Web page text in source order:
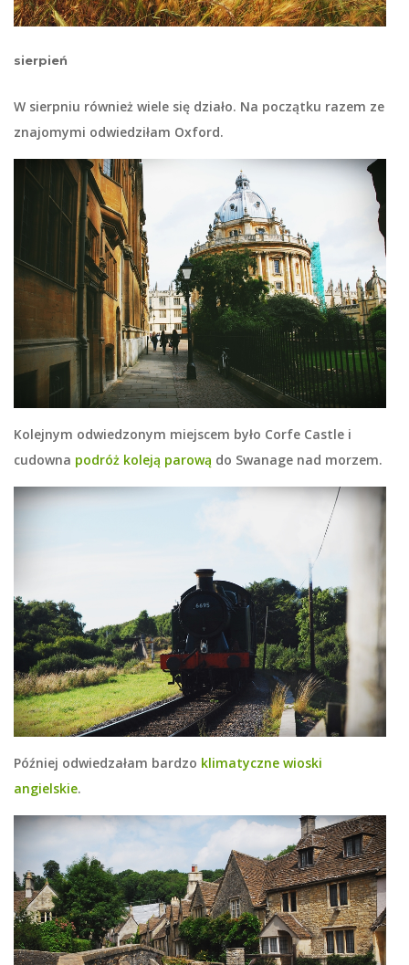
sierpień
W sierpniu również wiele się działo. Na początku razem ze
znajomymi odwiedziłam Oxford.
Kolejnym odwiedzonym miejscem było Corfe Castle i
cudowna podróż koleją parową do Swanage nad morzem.
Później odwiedzałam bardzo klimatyczne wioski
angielskie.